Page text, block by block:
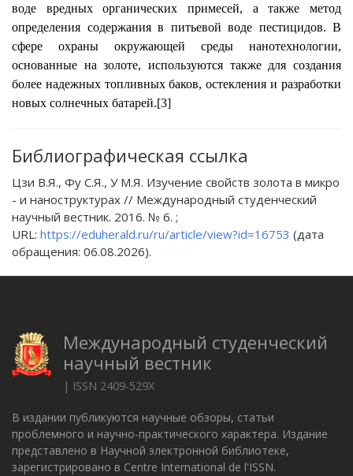
воде вредных органических примесей, а также метод
определения содержания в питьевой воде пестицидов. В
сфере охраны окружающей среды нанотехнологии,
основанные на золоте, используются также для создания
более надежных топливных баков, остекления и разработки
новых солнечных батарей.[3]
Библиографическая ссылка
Цзи В.Я., Фу С.Я., У М.Я. Изучение свойств золота в микро
- и наноструктурах // Международный студенческий
научный вестник. 2016. № 6. ;
URL: https://eduherald.ru/ru/article/view?id=16753 (дата
обращения: 06.08.2026).
Международный студенческий
научный вестник
| ISSN 2409-529X
В издании публикуются научные обзоры, статьи
проблемного и научно-практического характера. Издание
представлено в Научной электронной библиотеке,
зарегистрировано в Centre International de l'ISSN.